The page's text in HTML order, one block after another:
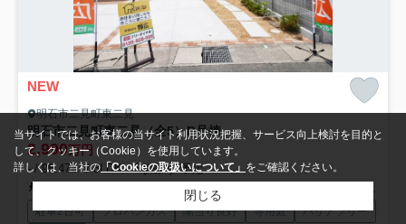
NEW
明石市二見町東二見
明石市二見町東二見（全5）B号棟
2,990万円
- / 96.47㎡ / 3LDK＋S(納戸) /予定
山陽電鉄本線「東二見」駅 徒歩11分
駐車2台可 プロパンガス 陽当り良好 専用庭 バリアフリー
当サイトでは、お客様の当サイト利用状況把握、サービス向上検討を目的と
して、クッキー（Cookie）を使用しています。
詳しくは、当社の「Cookieの取扱いについて」 をご確認ください。
閉じる